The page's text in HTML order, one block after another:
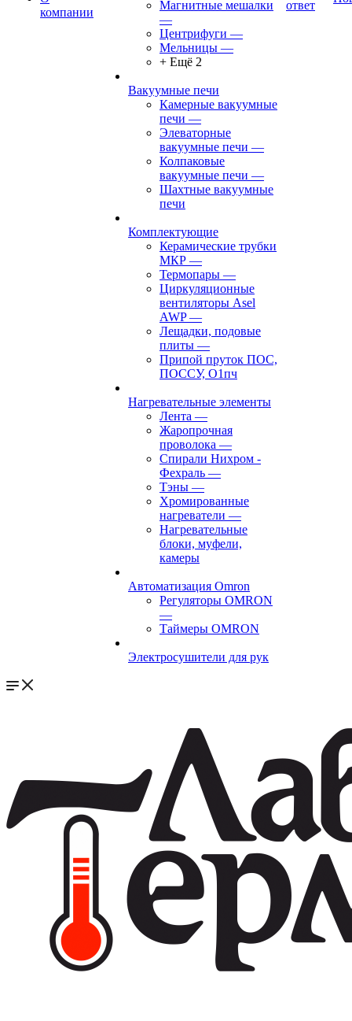
компании
Магнитные мешалки
—
Центрифуги —
Мельницы —
+ Ещё 2
Вакуумные печи
Камерные вакуумные
печи —
Элеваторные
вакуумные печи —
Колпаковые
вакуумные печи —
Шахтные вакуумные
печи
Комплектующие
Керамические трубки
МКР —
Термопары —
Циркуляционные
вентиляторы Asel
AWP—
Лещадки, подовые
плиты —
Припой пруток ПОС,
ПОССУ, О1пч
Нагревательные элементы
Лента —
Жаропрочная
проволока —
Спирали Нихром -
Фехраль —
Тэны —
Хромированные
нагреватели —
Нагревательные
блоки, муфели,
камеры
Автоматизация Omron
Регуляторы OMRON
—
Таймеры OMRON
Электросушители для рук
ответ